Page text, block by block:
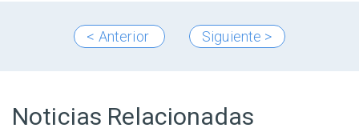
< Anterior Siguiente >
Noticias Relacionadas